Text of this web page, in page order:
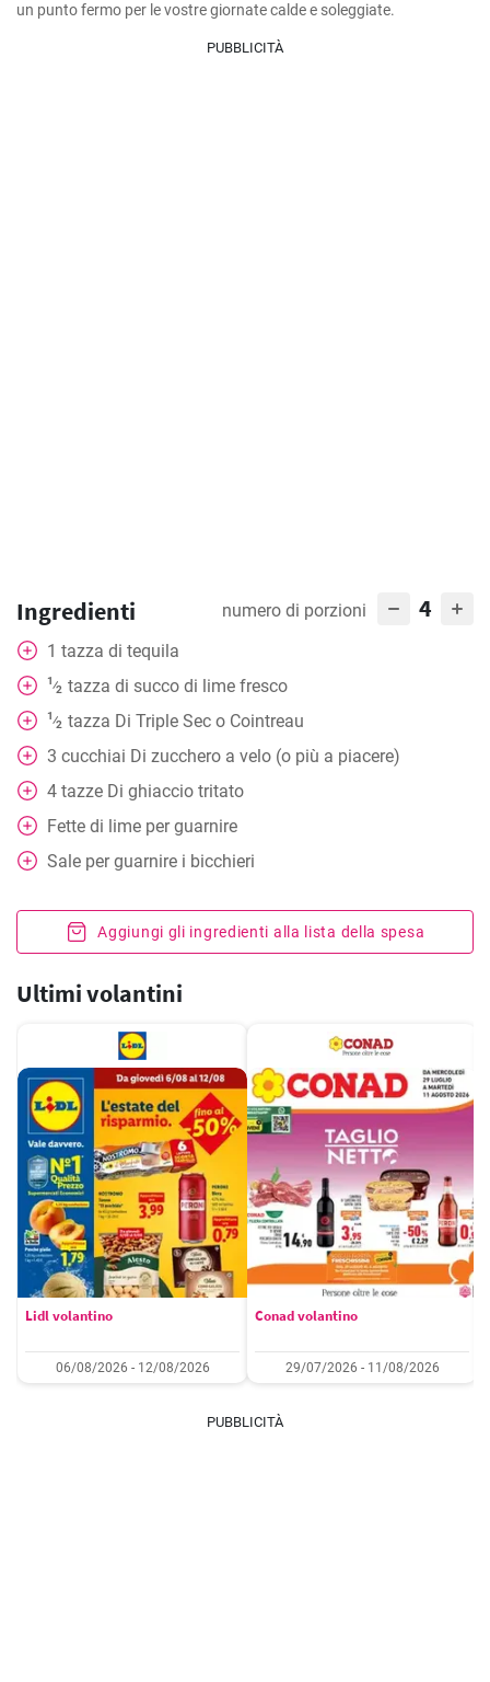
un punto fermo per le vostre giornate calde e soleggiate.
PUBBLICITÀ
Ingredienti numero di porzioni 4
1 tazza di tequila
1⁄2 tazza di succo di lime fresco
1⁄2 tazza Di Triple Sec o Cointreau
3 cucchiai Di zucchero a velo (o più a piacere)
4 tazze Di ghiaccio tritato
Fette di lime per guarnire
Sale per guarnire i bicchieri
Aggiungi gli ingredienti alla lista della spesa
Ultimi volantini
Lidl volantino
06/08/2026 - 12/08/2026
Conad volantino
29/07/2026 - 11/08/2026
PUBBLICITÀ